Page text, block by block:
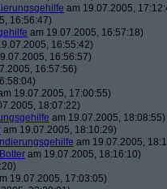
am 19.07.2005,
16:56:47)
am 19.07.2005, 16:57:18)
16:55:42)
16:56:57)
16:57:56)
19.07.2005, 17:00:55)
18:07:22)
am 19.07.2005, 18:08:55)
am 19.07.2005, 18:10:29)
am 19.07.2005,
Botter am 19.07.2005, 18:16:10)
19.07.2005, 17:03:05)